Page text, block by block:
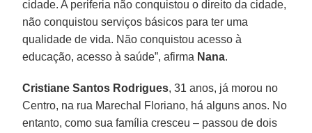
cidade. A periferia não conquistou o direito da cidade,
não conquistou serviços básicos para ter uma
qualidade de vida. Não conquistou acesso à
educação, acesso à saúde”, afirma Nana.
Cristiane Santos Rodrigues, 31 anos, já morou no
Centro, na rua Marechal Floriano, há alguns anos. No
entanto, como sua família cresceu – passou de dois